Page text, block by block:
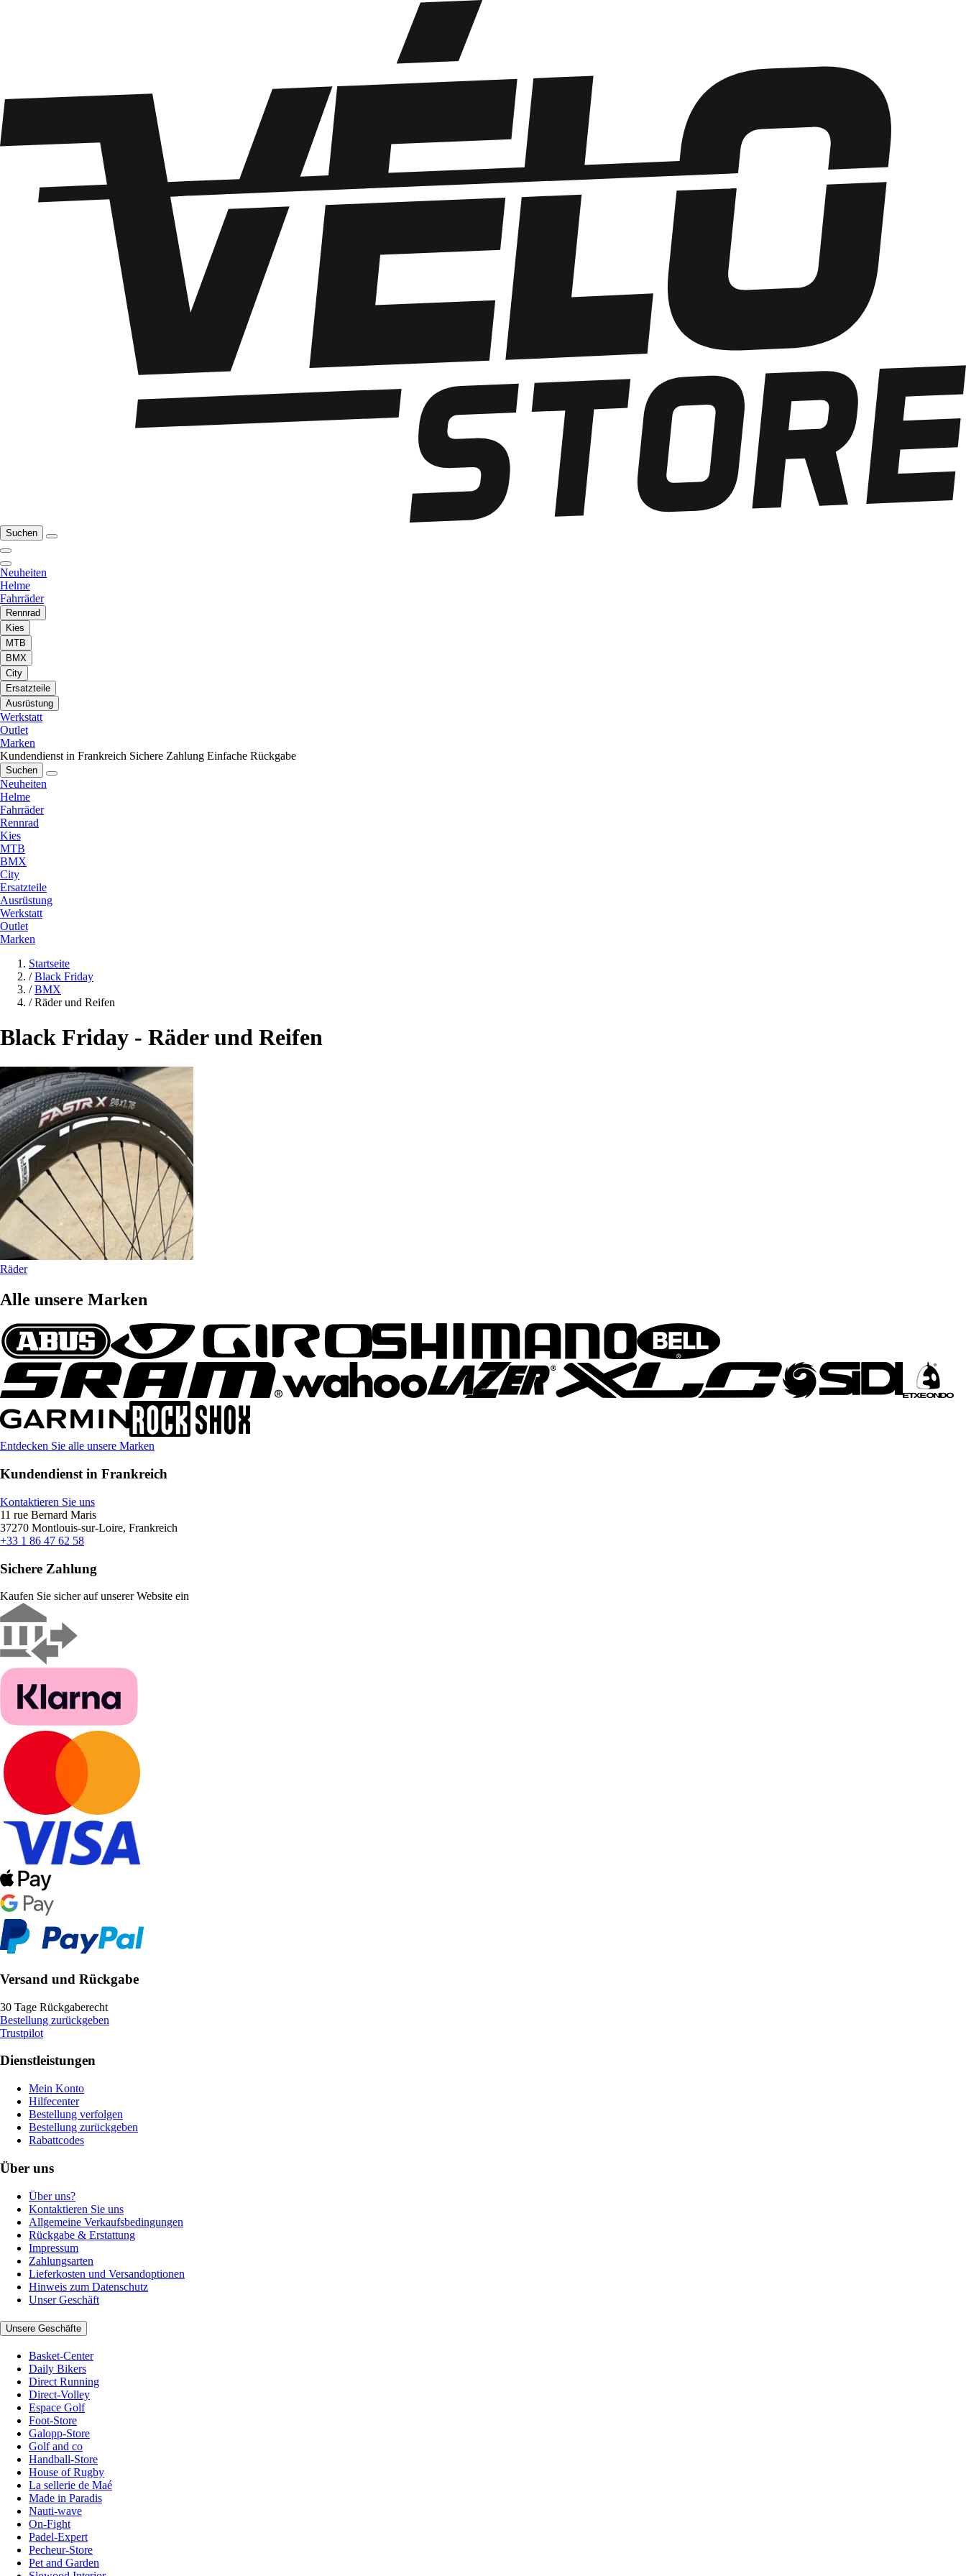
Suchen
Neuheiten
Helme
Fahrräder
Rennrad
Kies
MTB
BMX
City
Ersatzteile
Ausrüstung
Werkstatt
Outlet
Marken
Kundendienst in Frankreich Sichere Zahlung Einfache Rückgabe
Suchen
Neuheiten
Helme
Fahrräder
Rennrad
Kies
MTB
BMX
City
Ersatzteile
Ausrüstung
Werkstatt
Outlet
Marken
Startseite
/ Black Friday
/ BMX
/ Räder und Reifen
Black Friday - Räder und Reifen
Räder
Alle unsere Marken
Entdecken Sie alle unsere Marken
Kundendienst in Frankreich
Kontaktieren Sie uns
11 rue Bernard Maris
37270 Montlouis-sur-Loire, Frankreich
+33 1 86 47 62 58
Sichere Zahlung
Kaufen Sie sicher auf unserer Website ein
Versand und Rückgabe
30 Tage Rückgaberecht
Bestellung zurückgeben
Trustpilot
Dienstleistungen
Mein Konto
Hilfecenter
Bestellung verfolgen
Bestellung zurückgeben
Rabattcodes
Über uns
Über uns?
Kontaktieren Sie uns
Allgemeine Verkaufsbedingungen
Rückgabe & Erstattung
Impressum
Zahlungsarten
Lieferkosten und Versandoptionen
Hinweis zum Datenschutz
Unser Geschäft
Unsere Geschäfte
Basket-Center
Daily Bikers
Direct Running
Direct-Volley
Espace Golf
Foot-Store
Galopp-Store
Golf and co
Handball-Store
House of Rugby
La sellerie de Maé
Made in Paradis
Nauti-wave
On-Fight
Padel-Expert
Pecheur-Store
Pet and Garden